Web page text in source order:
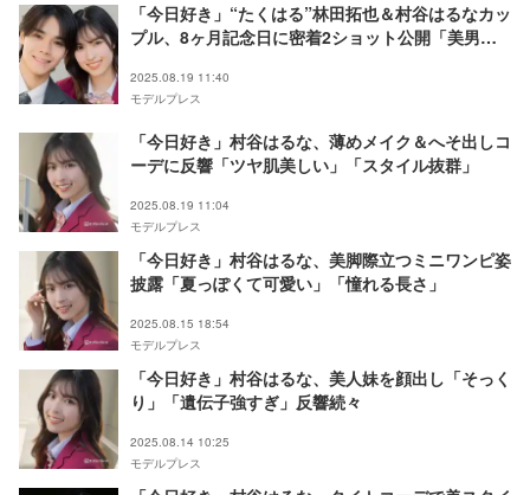
「今日好き」“たくはる”林田拓也＆村谷はるなカッ
プル、8ヶ月記念日に密着2ショット公開「美男美
2025.08.19 11:40
モデルプレス
「今日好き」村谷はるな、薄めメイク＆へそ出しコ
ーデに反響「ツヤ肌美しい」「スタイル抜群」
2025.08.19 11:04
モデルプレス
「今日好き」村谷はるな、美脚際立つミニワンピ姿
披露「夏っぽくて可愛い」「憧れる長さ」
2025.08.15 18:54
モデルプレス
「今日好き」村谷はるな、美人妹を顔出し「そっく
り」「遺伝子強すぎ」反響続々
2025.08.14 10:25
モデルプレス